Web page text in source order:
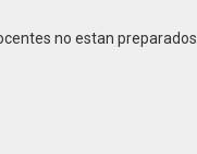
no estan preparados